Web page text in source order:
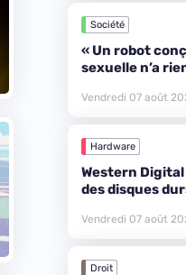
Société
« Un robot
sexuelle n’a
Vendredi 07 août
Hardware
Western
des disques
Vendredi 07 août
Droit